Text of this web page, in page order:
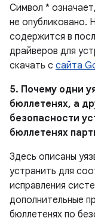
Символ *
не опубликовано.
содержится в
драйверов для
скачать с сайта
5. Почему одни
бюллетенях, а
безопасности
бюллетенях
Здесь описаны
устранить для
исправления
дополнительные
бюллетенях по